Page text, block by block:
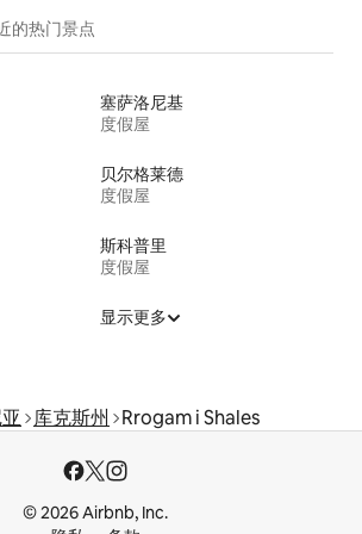
的热门景点
塞萨洛尼基
度假屋
贝尔格莱德
度假屋
斯科普里
度假屋
显示更多
库克斯州 Rrogam i Shales
© 2026 Airbnb, Inc.